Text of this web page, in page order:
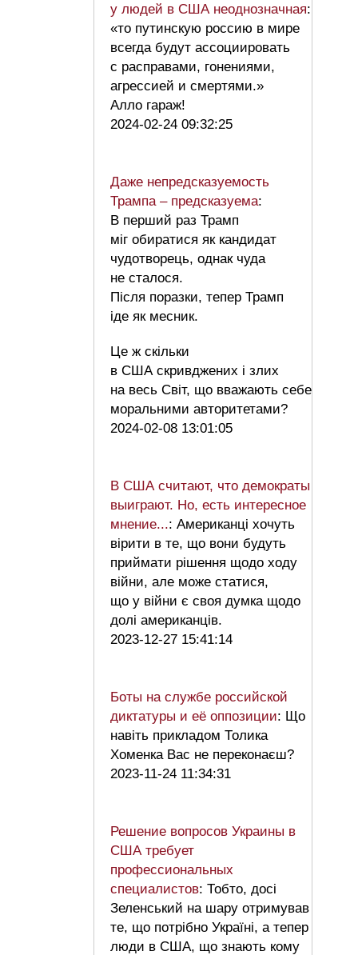
у людей в США неоднозначная:
«то путинскую россию в мире
всегда будут ассоциировать
с расправами, гонениями,
агрессией и смертями.»
Алло гараж!
2024-02-24 09:32:25
Даже непредсказуемость
Трампа – предсказуема:
В перший раз Трамп
міг обиратися як кандидат
чудотворець, однак чуда
не сталося.
Після поразки, тепер Трамп
іде як месник.
Це ж скільки
в США скривджених і злих
на весь Світ, що вважають себе
моральними авторитетами?
2024-02-08 13:01:05
В США считают, что демократы
выиграют. Но, есть интересное
мнение...: Американці хочуть
вірити в те, що вони будуть
приймати рішення щодо ходу
війни, але може статися,
що у війни є своя думка щодо
долі американців.
2023-12-27 15:41:14
Боты на службе российской
диктатуры и её оппозиции: Що
навіть прикладом Толика
Хоменка Вас не переконаєш?
2023-11-24 11:34:31
Решение вопросов Украины в
США требует
профессиональных
специалистов: Тобто, досі
Зеленський на шару отримував
те, що потрібно Україні, а тепер
люди в США, що знають кому